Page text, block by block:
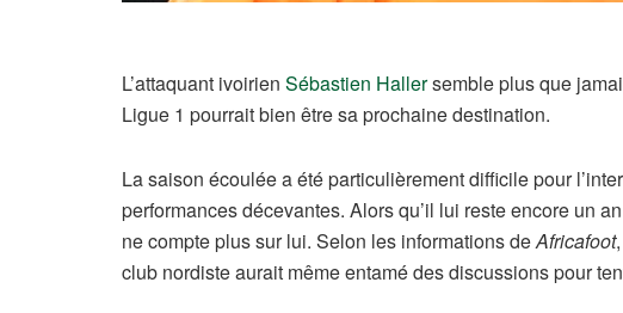
L’attaquant ivoirien Sébastien Hallersemble plus que
Ligue 1 pourrait bien être sa prochaine destination.
La saison écoulée a été particulièrement difficile pour
performances décevantes. Alors qu’il lui reste encore un
ne compte plus sur lui. Selon les informations deAfricafoot
club nordiste aurait même entamé des discussions pour